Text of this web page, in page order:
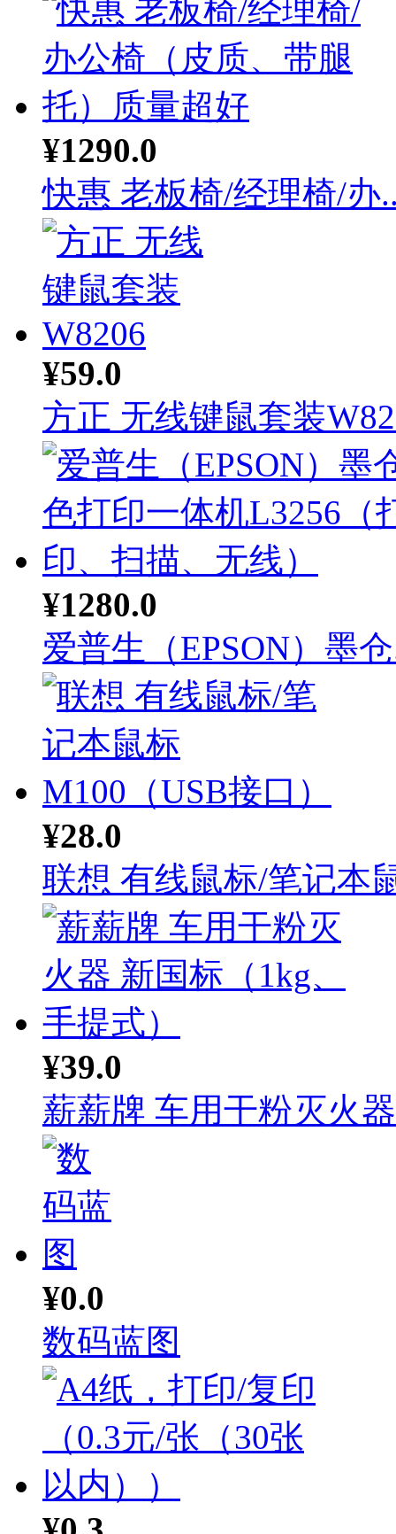
¥1290.0
快惠 老板椅/经理椅/办
¥59.0
方正 无线键鼠套装
¥1280.0
爱普生（EPSON）墨
¥28.0
联想 有线鼠标/笔记本
¥39.0
薪薪牌 车用干粉灭火
¥0.0
数码蓝图